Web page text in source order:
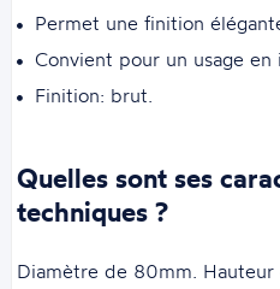
Permet une finition
Convient pour un usage
Finition: brut.
Quelles sont ses
techniques ?
Diamètre de 80mm.